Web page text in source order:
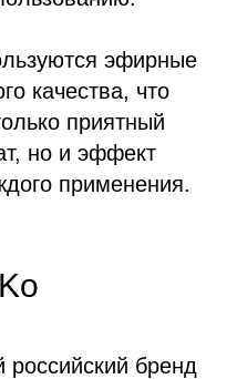
эфирные
качества, что
приятный
но и эффект
применения.
бренд